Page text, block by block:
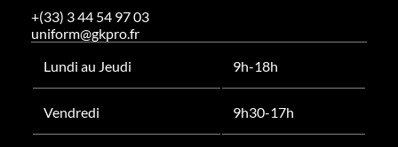
+(33) 3 44 54 97 03
uniform@gkpro.fr
Lundi au Jeudi
9h-18h
Vendredi 9h30-17h